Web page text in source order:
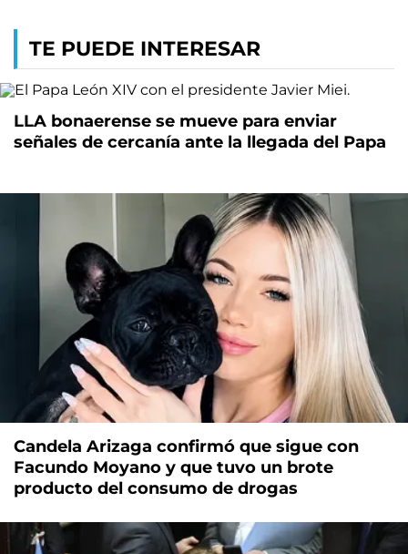
TE PUEDE INTERESAR
LLA bonaerense se mueve para enviar
señales de cercanía ante la llegada del Papa
Candela Arizaga confirmó que sigue con
Facundo Moyano y que tuvo un brote
producto del consumo de drogas